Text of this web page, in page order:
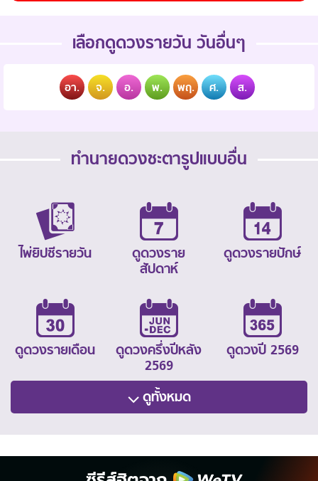
เลือกดูดวงรายวัน วันอื่นๆ
อา. จ. อ. พ. พฤ. ศ. ส.
ทำนายดวงชะตารูปแบบอื่น
ไพ่ยิปซีรายวัน
ดูดวงราย
สัปดาห์
ดูดวงรายปักษ์
ดูดวงรายเดือน
ดูดวงครึ่งปีหลัง
2569
ดูดวงปี 2569
ดูทั้งหมด